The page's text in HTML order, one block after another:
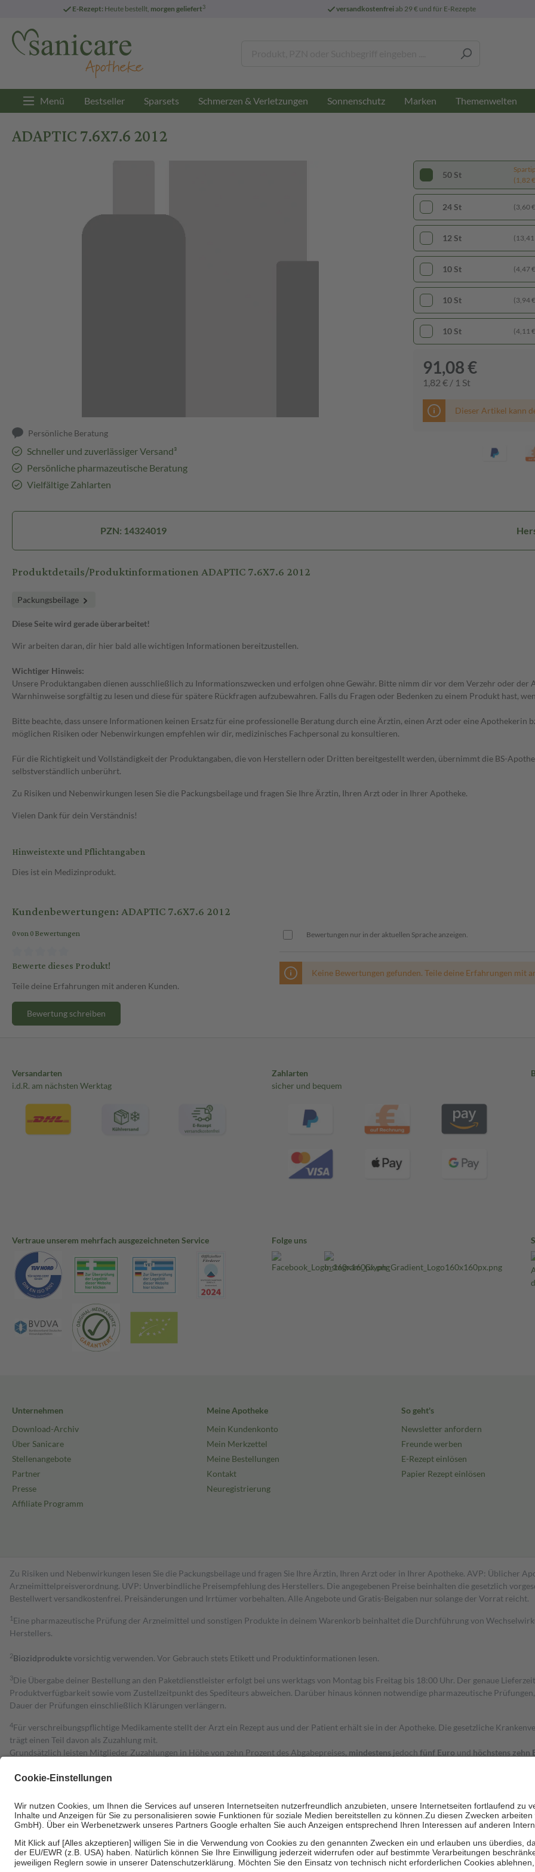
E-Rezept: Heute bestellt, morgen geliefert3 versandkostenfreiab 29 € und für E-Rezepte
Menü Bestseller Sparsets Schmerzen & Verletzungen Sonnenschutz Marken Themenwelten
ADAPTIC 7.6X7.6 2012
Persönliche Beratung
Schneller und zuverlässiger Versand³
Persönliche pharmazeutische Beratung
Vielfältige Zahlarten
50 St
(1,82
24 St (3,60
12 St (13,41
10 St (4,47
10 St (3,94
10 St (4,11
91,08 €
1,82 € / 1 St
Dieser Artikel kann
PZN: 14324019
Produktdetails/Produktinformationen ADAPTIC 7.6X7.6 2012
Packungsbeilage
Diese Seite wird gerade überarbeitet!
Wir arbeiten daran, dir hier bald alle wichtigen Informationen bereitzustellen.
Wichtiger Hinweis:
Unsere Produktangaben dienen ausschließlich zu Informationszwecken und erfolgen ohne Gewähr. Bitte nimm dir vor dem Verzehr oder
Warnhinweise sorgfältig zu lesen und diese für spätere Rückfragen aufzubewahren. Falls du Fragen oder Bedenken zu einem Produkt hast,
Bitte beachte, dass unsere Informationen keinen Ersatz für eine professionelle Beratung durch eine Ärztin, einen Arzt oder eine Apothekerin
möglichen Risiken oder Nebenwirkungen empfehlen wir dir, medizinisches Fachpersonal zu konsultieren.
Für die Richtigkeit und Vollständigkeit der Produktangaben, die von Herstellern oder Dritten bereitgestellt werden, übernimmt die BS-
selbstverständlich unberührt.
Zu Risiken und Nebenwirkungen lesen Sie die Packungsbeilage und fragen Sie Ihre Ärztin, Ihren Arzt oder in Ihrer Apotheke.
Vielen Dank für dein Verständnis!
Hinweistexte und Pflichtangaben
Dies ist ein Medizinprodukt.
Kundenbewertungen: ADAPTIC 7.6X7.6 2012
0 von 0 Bewertungen
Bewerte dieses Produkt!
Teile deine Erfahrungen mit anderen Kunden.
Bewertung schreiben
Bewertungen nur in der aktuellen Sprache anzeigen.
Keine Bewertungen gefunden. Teile deine Erfahrungen mit
Versandarten
i.d.R. am nächsten Werktag
Zahlarten
sicher und bequem
Vertraue unserem mehrfach ausgezeichneten Service Folge uns
Unternehmen
Download-Archiv
Über Sanicare
Stellenangebote
Partner
Presse
Affiliate Programm
Meine Apotheke
Mein Kundenkonto
Mein Merkzettel
Meine Bestellungen
Kontakt
Neuregistrierung
So geht's
Newsletter anfordern
Freunde werben
E-Rezept einlösen
Papier Rezept einlösen
Zu Risiken und Nebenwirkungen lesen Sie die Packungsbeilage und fragen Sie Ihre Ärztin, Ihren Arzt oder in Ihrer Apotheke. AVP: Üblicher
Arzneimittelpreisverordnung. UVP: Unverbindliche Preisempfehlung des Herstellers. Die angegebenen Preise beinhalten die gesetzlich
Bestell­wert versand­kosten­frei. Preisänderungen und Irrtümer vorbehalten. Alle Angebote und Gratis-Beigaben nur solange der Vorrat reicht.
1 Eine pharmazeutische Prüfung der Arzneimittel und sonstigen Produkte in deinem Warenkorb beinhaltet die Durchführung von
Herstellers.
2Biozidproduktevorsichtig verwenden. Vor Gebrauch stets Etikett und Produktinformationen lesen.
3Die Übergabe deiner Bestellung an den Paketdienstleister erfolgt bei uns werktags von Montag bis Freitag bis 18:00 Uhr. Der genaue
Produktverfügbarkeit sowie vom Zustellzeitpunkt des Spediteurs abweichen. Darüber hinaus können notwendige pharmazeutische
Dauer der Prüfungen einschließlich Klärungen verlängern.
4Für verschreibungspflichtige Medikamente stellt der Arzt ein Rezept aus und der Patient erhält sie in der Apotheke. Die gesetzliche
trägt einen Teil davon als Zuzahlung mit.
Grundsätzlich leisten Mitglieder Zuzahlungen in Höhe von zehn Prozent des Abgabepreises, mindestens jedoch fünf Euro und höchstens zehn
Diese Regeln gelten grundsätzlich auch für Online-Apotheken.
Um das Engagement der Versicherten für ihre eigene Gesundheit zu stärken und die besondere Stellung der Familie zu unterstützen, fallen
• Kindern und Jugendlichen bis zum vollendeten 18. Lebensjahr mit Ausnahme der Fahrkosten
• Untersuchungen zur Vorsorge und Früherkennung, die von der GKV getragen werden
• empfohlenen Schutzimpfungen
• Harn- und Blutteststreifen